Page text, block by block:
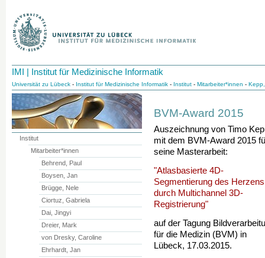
IMI | Institut für Medizinische Informatik
Universität zu Lübeck - Institut für Medizinische Informatik - Institut - Mitarbeiter*innen -
BVM-Award 2015
Auszeichnung von Timo
mit dem BVM-Award 2015
seine Masterarbeit:
"Atlasbasierte 4D-
Segmentierung des Herzens
durch Multichannel 3D-
Registrierung"
auf der Tagung
für die Medizin (BVM) in
Lübeck, 17.03.2015.
Institut
Mitarbeiter*innen
Behrend, Paul
Boysen, Jan
Brügge, Nele
Ciortuz, Gabriela
Dai, Jingyi
Dreier, Mark
von Dresky, Caroline
Ehrhardt, Jan